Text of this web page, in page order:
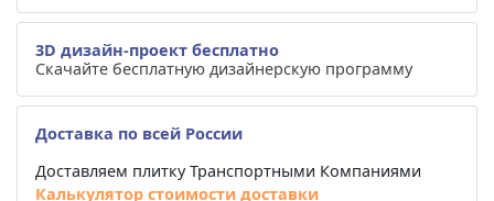
3D дизайн-проект бесплатно
Скачайте бесплатную дизайнерскую программу
Доставка по всей России
Доставляем плитку Транспортными Компаниями
Калькулятор стоимости доставки